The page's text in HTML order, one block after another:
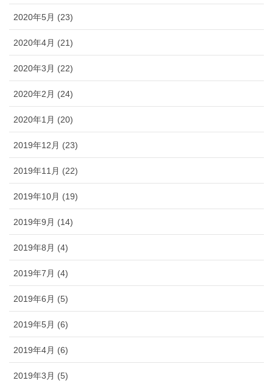
2020年5月 (23)
2020年4月 (21)
2020年3月 (22)
2020年2月 (24)
2020年1月 (20)
2019年12月 (23)
2019年11月 (22)
2019年10月 (19)
2019年9月 (14)
2019年8月 (4)
2019年7月 (4)
2019年6月 (5)
2019年5月 (6)
2019年4月 (6)
2019年3月 (5)